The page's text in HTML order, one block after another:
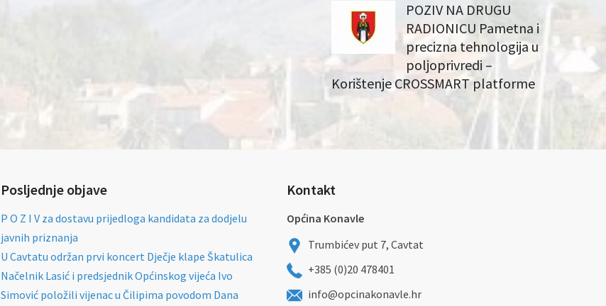
POZIV NA DRUGU
RADIONICU Pametna i
precizna tehnologija u
poljoprivredi –
Korištenje CROSSMART platforme
Posljednje objave
P O Z I V za dostavu prijedloga kandidata za dodjelu
javnih priznanja
U Cavtatu održan prvi koncert Dječje klape Škatulica
Načelnik Lasić i predsjednik Općinskog vijeća Ivo
Simović položili vijenac u Čilipima povodom Dana
Kontakt
Općina Konavle
Trumbićev put 7, Cavtat
+385 (0)20 478401
info@opcinakonavle.hr